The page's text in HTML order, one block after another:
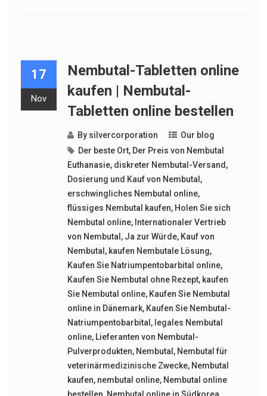
17
Nov
Nembutal-Tabletten online
kaufen | Nembutal-
Tabletten online bestellen
By silvercorporation
Our blog
Der beste Ort, Der Preis von Nembutal
Euthanasie, diskreter Nembutal-Versand ,
Dosierung und Kauf von Nembutal ,
erschwingliches Nembutal online,
flüssiges Nembutal kaufen, Holen Sie sich
Nembutal online, Internationaler Vertrieb
von Nembutal , Ja zur Würde, Kauf von
Nembutal , kaufen Nembutale Lösung,
Kaufen Sie Natriumpentobarbital online,
Kaufen Sie Nembutal ohne Rezept, kaufen
Sie Nembutal online, Kaufen Sie Nembutal
online in Dänemark, Kaufen Sie Nembutal-
Natriumpentobarbital , legales Nembutal
online, Lieferanten von Nembutal-
Pulverprodukten, Nembutal , Nembutal für
veterinärmedizinische Zwecke, Nembutal
kaufen, nembutal online, Nembutal online